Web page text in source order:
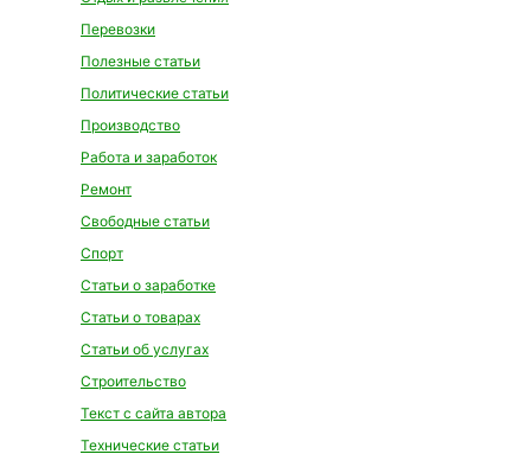
Перевозки
Полезные статьи
Политические статьи
Производство
Работа и заработок
Ремонт
Свободные статьи
Спорт
Статьи о заработке
Статьи о товарах
Статьи об услугах
Строительство
Текст с сайта автора
Технические статьи